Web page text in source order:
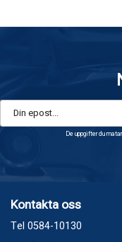
De uppgifter du
Kontakta oss
Tel 0584-10130